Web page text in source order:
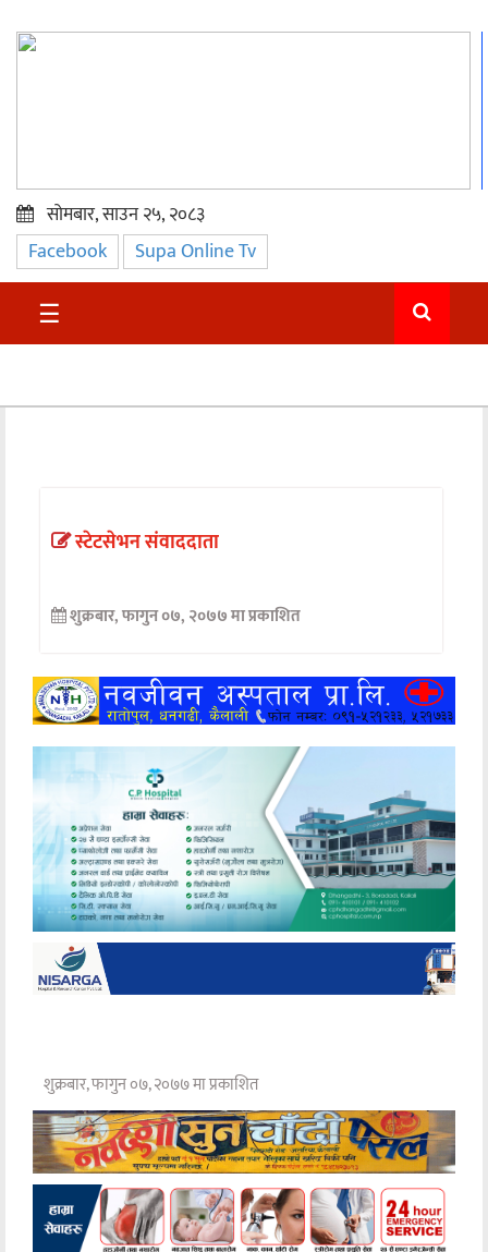
प्रमुख
समाचार
सुदुर
अन्तर्वार्ता
खेलकुद
अन्य
सोमबार, साउन २५, २०८३
Facebook Supa Online Tv
☰
स्टेटसेभन संवाददाता
शुक्रबार, फागुन ०७, २०७७ मा प्रकाशित
शुक्रबार, फागुन ०७, २०७७ मा प्रकाशित